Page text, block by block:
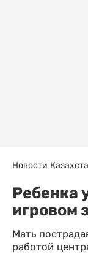
Новости
Ребенка
игровом
Мать
работой